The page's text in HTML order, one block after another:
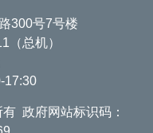
300号7号楼
（总机）
17:30
政府网站标识码：